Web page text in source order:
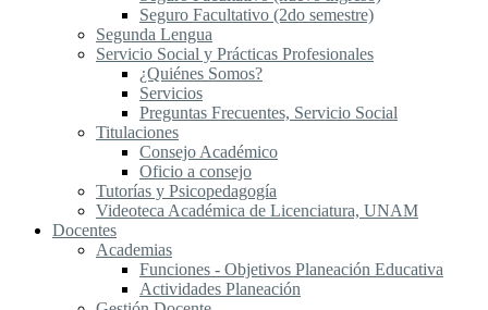
Seguro Facultativo (2do semestre)
Segunda Lengua
S​ervicio Social y Prácticas Profesionales
¿Quiénes Somos?
Servicios
Preguntas Frecuentes, Servicio Social
Titulaciones
Consejo Académico
Oficio a consejo
Tutorías y Psicopedagogía
Videoteca Académica de Licenciatura, UNAM
Docentes
Academias
Funciones - Objetivos Planeación Educativa
Actividades Planeación